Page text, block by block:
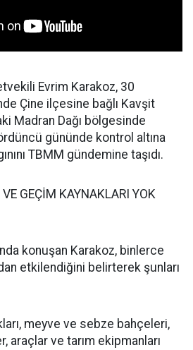
Evrim Karakoz, 30
Çine ilçesine bağlı Kavşit
Madran Dağı bölgesinde
gününde kontrol altına
TBMM gündemine taşıdı.
GEÇİM KAYNAKLARI YOK
konuşan Karakoz, binlerce
etkilendiğini belirterek şunları
meyve ve sebze bahçeleri,
araçlar ve tarım ekipmanları